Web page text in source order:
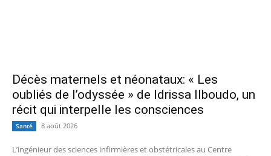
Décès maternels et néonataux: « Les
oubliés de l’odyssée » de Idrissa Ilboudo, un
récit qui interpelle les consciences
Santé 8 août 2026
L’ingénieur des sciences infirmières et obstétricales au Centre